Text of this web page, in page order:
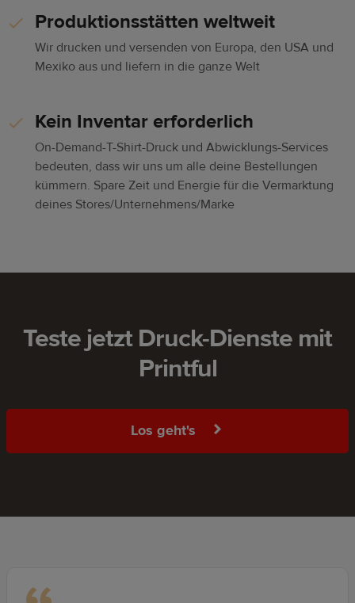
Produktionsstätten weltweit
Wir drucken und versenden von Europa, den USA und
Mexiko aus und liefern in die ganze Welt
Kein Inventar erforderlich
On-Demand-T-Shirt-Druck und Abwicklungs-Services
bedeuten, dass wir uns um alle deine Bestellungen
kümmern. Spare Zeit und Energie für die Vermarktung
deines Stores/Unternehmens/Marke
Teste jetzt Druck-Dienste mit
Printful
Los geht's